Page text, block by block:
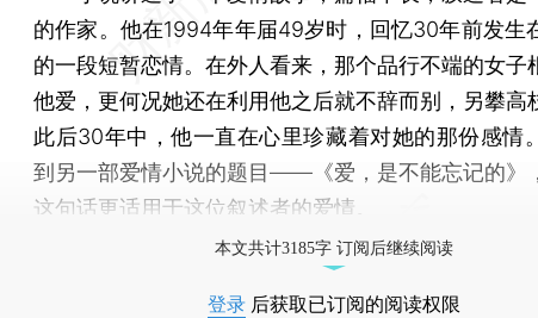
的作家。他在1994年年届49岁时，回忆30年前发生
的一段短暂恋情。在外人看来，那个品行不端的女子
他爱，更何况她还在利用他之后就不辞而别，另攀高
此后30年中，他一直在心里珍藏着对她的那份感情
到另一部爱情小说的题目——《爱，是不能忘记的》
这句话更适用于这位叙述者的爱情。
本文共计3185字 订阅后继续阅读
登录 后获取已订阅的阅读权限